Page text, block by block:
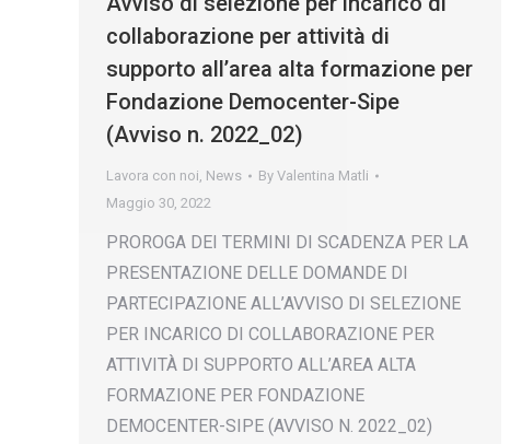
collaborazione per attività di
supporto all’area alta formazione per
Fondazione Democenter-Sipe
(Avviso n. 2022_02)
Lavora con noi, News By Valentina Matli
Maggio 30, 2022
PROROGA DEI TERMINI DI SCADENZA PER LA
PRESENTAZIONE DELLE DOMANDE DI
PARTECIPAZIONE ALL’AVVISO DI SELEZIONE
PER INCARICO DI COLLABORAZIONE PER
ATTIVITÀ DI SUPPORTO ALL’AREA ALTA
FORMAZIONE PER FONDAZIONE
DEMOCENTER-SIPE (AVVISO N. 2022_02)